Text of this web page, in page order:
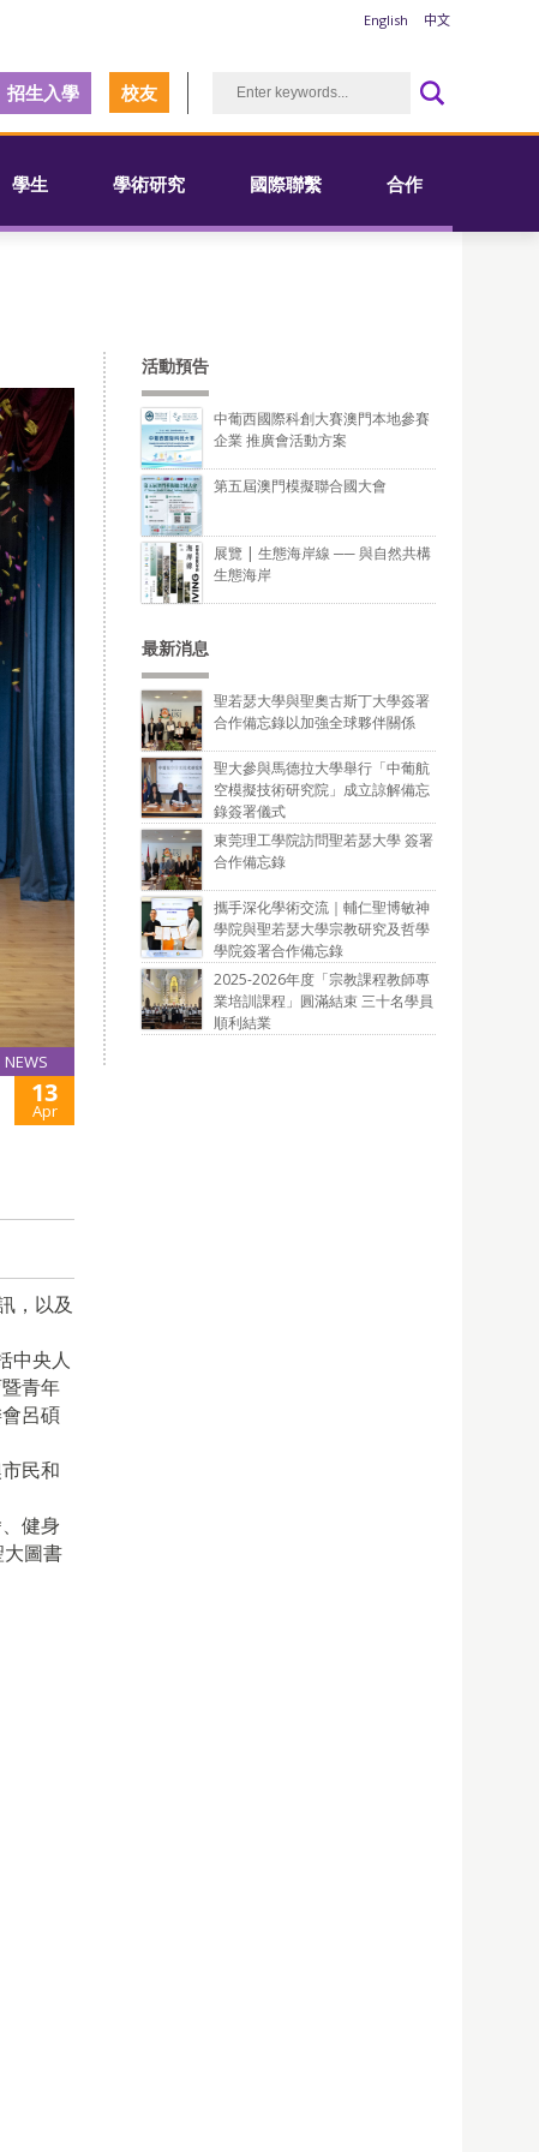
English 中文
招生入學 校友
學生 學術研究 國際聯繫 合作
NEWS
13
Apr
， 以及
中央人
青年
呂碩
民和
健身
圖書
活動預告
中葡西國際科創大賽澳門本地參賽
企業 推廣會活動方案
第五屆澳門模擬聯合國大會
展覽 | 生態海岸線 ── 與自然共構
生態海岸
最新消息
聖若瑟大學與聖奧古斯丁大學簽署
合作備忘錄以加強全球夥伴關係
聖大參與馬德拉大學舉行「中葡航
空模擬技術研究院」成立諒解備忘
錄簽署儀式
東莞理工學院訪問聖若瑟大學 簽署
合作備忘錄
攜手深化學術交流｜輔仁聖博敏神
學院與聖若瑟大學宗教研究及哲學
學院簽署合作備忘錄
2025-2026年度「宗教課程教師專
業培訓課程」圓滿結束 三十名學員
順利結業